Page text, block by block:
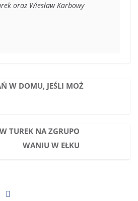
oraz Wiesław Karbowy
W DOMU, JEŚLI MOŻ
TUREK NA ZGRUPO
WANIU W EŁKU